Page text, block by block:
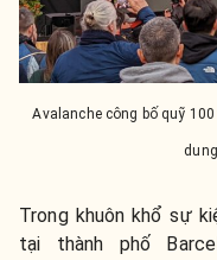
Avalanche công bố quỹ
Trong khuôn khổ sự
tại thành phố